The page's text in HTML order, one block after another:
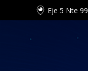
Eje 5 Nte